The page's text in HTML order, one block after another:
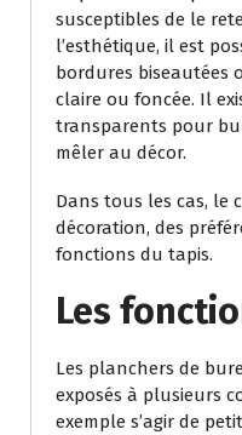
susceptibles de le
l’esthétique, il est
bordures biseautées
claire ou foncée. Il
transparents pour
mêler au décor.
Dans tous les cas, le
décoration, des
fonctions du tapis.
Les
Les planchers de
exposés à plusieurs
exemple s’agir de